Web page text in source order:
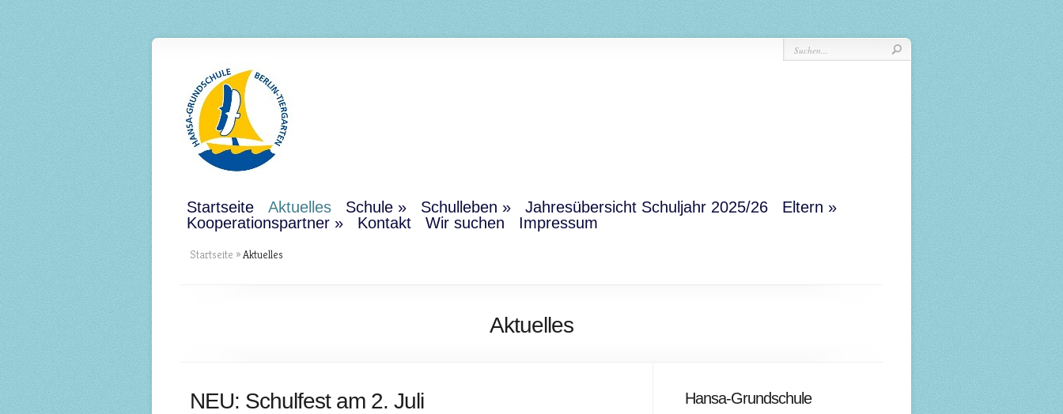
Startseite Aktuelles Schule Schulleben Jahresübersicht Schuljahr 2025/26
Eltern
Kooperationspartner
Kontakt Wir suchen Impressum
Startseite »Aktuelles
Aktuelles
NEU: Schulfest am 2. Juli Hansa-Grundschule